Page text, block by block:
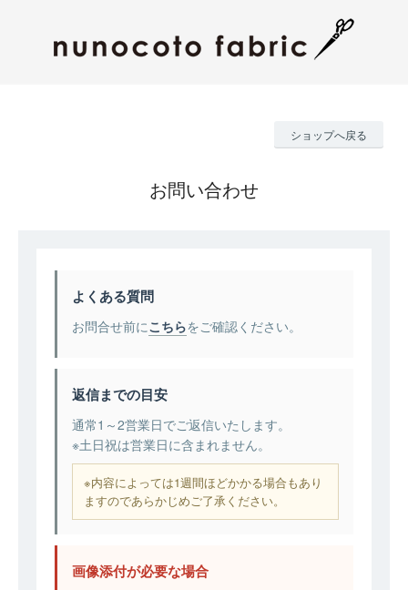
ショップへ戻る
お問い合わせ
よくある質問
お問合せ前にこちらをご確認ください。
返信までの目安
通常1～2営業日でご返信いたします。
※土日祝は営業日に含まれません。
※内容によっては1週間ほどかかる場合もあり
ますのであらかじめご了承ください。
画像添付が必要な場合